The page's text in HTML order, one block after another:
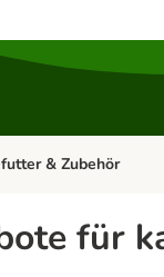
Menü öffnen:
& Zubehör
für